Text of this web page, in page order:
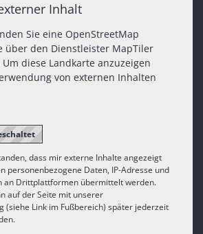
Inhalt
Sie eine OpenStreetMap
über den Dienstleister MapTiler
diese Landkarte anzuzeigen
von externen Inhalten
dass mir externe Inhalte angezeigt
personenbezogene Daten, IP-Adresse und
an Drittplattformen übermittelt werden.
auf der Seite mit unserer
(siehe Link im Fußbereich) später jederzeit